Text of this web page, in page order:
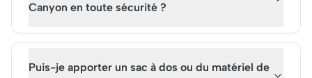
Canyon en toute sécurité ?
Puis-je apporter un sac à dos ou du matériel de